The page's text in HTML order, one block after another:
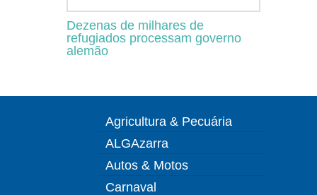
Dezenas de milhares de
refugiados processam governo
alemão
Agricultura & Pecuária
ALGAzarra
Autos & Motos
Carnaval